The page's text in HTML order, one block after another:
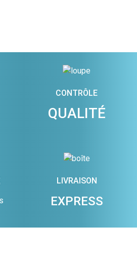
CONTRÔLE
QUALITÉ
LIVRAISON
EXPRESS